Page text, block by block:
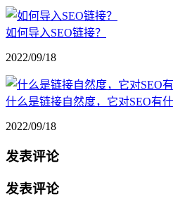
如何导入SEO链接？
2022/09/18
什么是链接自然度，它对SEO有什
2022/09/18
发表评论
发表评论